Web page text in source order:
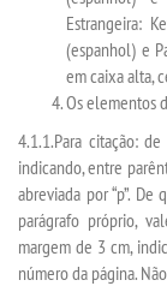
DISCENTES
EAD
EDITAIS
Estrangeira:
(espanhol) e
em caixa alta,
Os elementos
4.1.1.Para citação:
indicando, entre
abreviada por “p”.
parágrafo próprio,
margem de 3 cm,
número da página.